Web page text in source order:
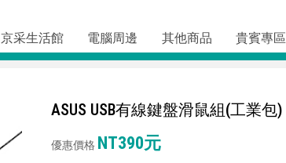
京采生活館 電腦周邊 其他商品 貴賓專區
ASUS USB有線鍵盤滑鼠組(工業包)
優惠價格 NT390元